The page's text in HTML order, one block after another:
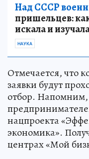
Над СССР
пришельцев:
искала и
НАУКА
Отмечается, что
заявки будут
отбор.
нацпроекта
экономика».
центрах «Мой